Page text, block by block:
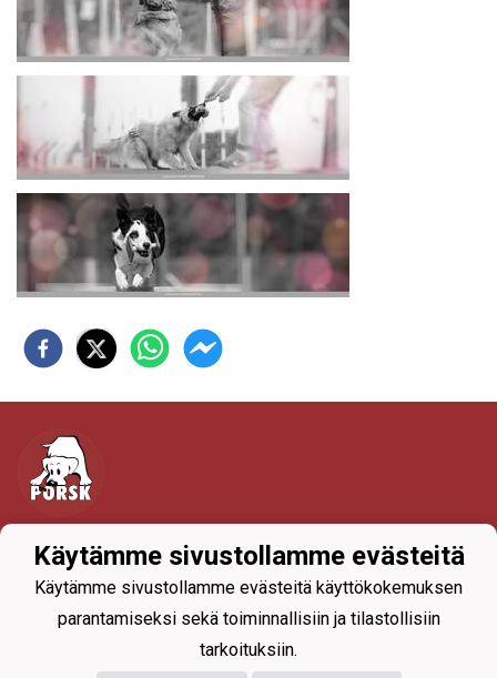
Tietosuojaseloste
Käytämme sivustollamme evästeitä
Käytämme sivustollamme evästeitä käyttökokemuksen
parantamiseksi sekä toiminnallisiin ja tilastollisiin
tarkoituksiin.